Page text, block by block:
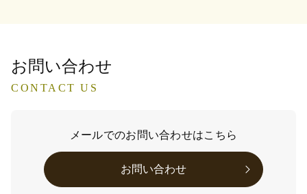
お問い合わせ
CONTACT US
メールでのお問い合わせはこちら
お問い合わせ